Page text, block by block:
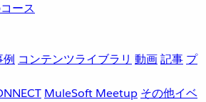
ース
例 コンテンツライブラリ 動画記事 プ
MuleSoft Meetup その他イベ